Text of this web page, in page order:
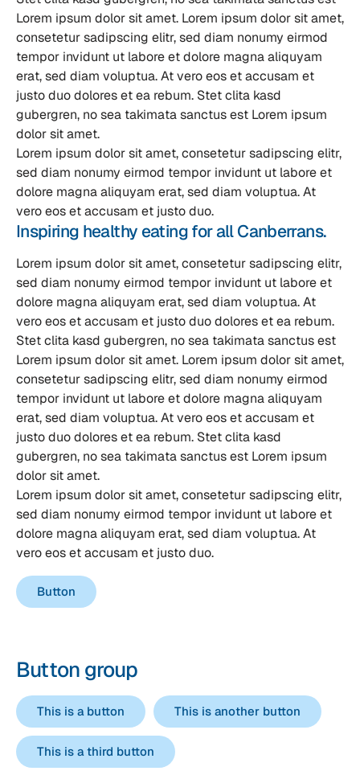
Lorem ipsum dolor sit amet. Lorem ipsum dolor sit amet,
consetetur sadipscing elitr, sed diam nonumy eirmod
tempor invidunt ut labore et dolore magna aliquyam
erat, sed diam voluptua. At vero eos et accusam et
justo duo dolores et ea rebum. Stet clita kasd
gubergren, no sea takimata sanctus est Lorem ipsum
dolor sit amet.
Lorem ipsum dolor sit amet, consetetur sadipscing elitr,
sed diam nonumy eirmod tempor invidunt ut labore et
dolore magna aliquyam erat, sed diam voluptua. At
vero eos et accusam et justo duo.
Inspiring healthy eating for all Canberrans.
Lorem ipsum dolor sit amet, consetetur sadipscing elitr,
sed diam nonumy eirmod tempor invidunt ut labore et
dolore magna aliquyam erat, sed diam voluptua. At
vero eos et accusam et justo duo dolores et ea rebum.
Stet clita kasd gubergren, no sea takimata sanctus est
Lorem ipsum dolor sit amet. Lorem ipsum dolor sit amet,
consetetur sadipscing elitr, sed diam nonumy eirmod
tempor invidunt ut labore et dolore magna aliquyam
erat, sed diam voluptua. At vero eos et accusam et
justo duo dolores et ea rebum. Stet clita kasd
gubergren, no sea takimata sanctus est Lorem ipsum
dolor sit amet.
Lorem ipsum dolor sit amet, consetetur sadipscing elitr,
sed diam nonumy eirmod tempor invidunt ut labore et
dolore magna aliquyam erat, sed diam voluptua. At
vero eos et accusam et justo duo.
Button
Button group
This is a button This is another button
This is a third button